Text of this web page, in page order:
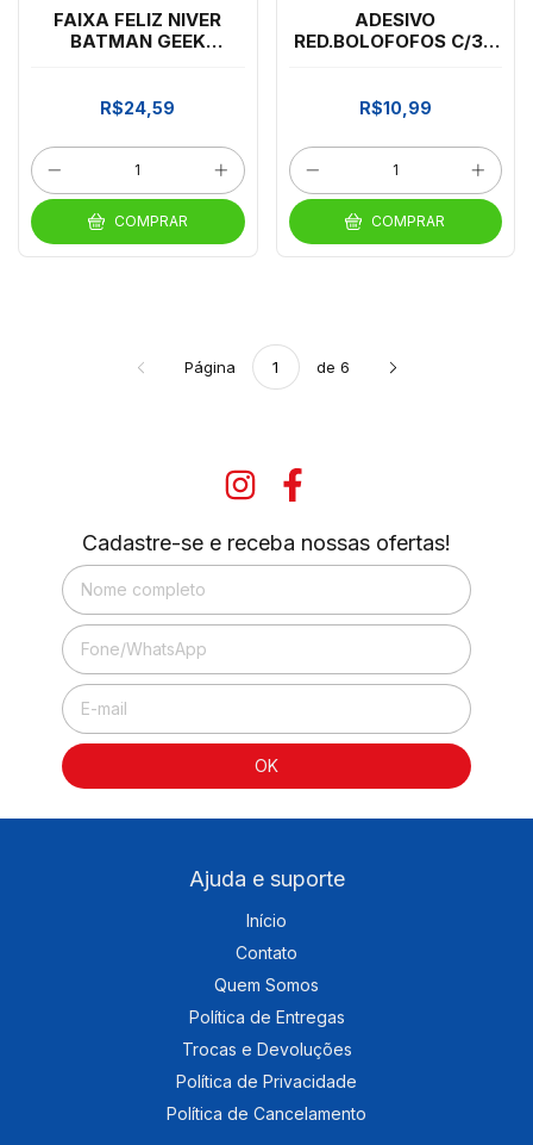
FAIXA FELIZ NIVER
BATMAN GEEK
R$24,59
COMPRAR
ADESIVO
RED.BOLOFOFOS C/30
R$10,99
COMPRAR
Página de 6
Cadastre-se e receba nossas ofertas!
Ajuda e suporte
Início
Contato
Quem Somos
Política de Entregas
Trocas e Devoluções
Política de Privacidade
Política de Cancelamento